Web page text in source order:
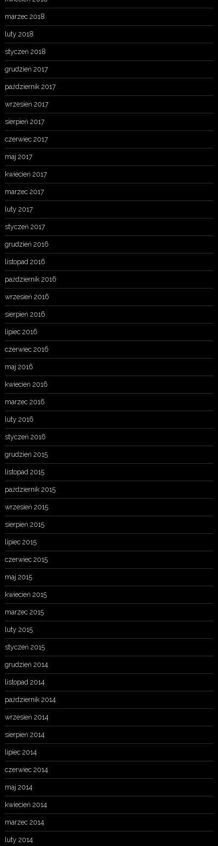
marzec 2018
luty 2018
styczeń 2018
grudzień 2017
październik 2017
wrzesień 2017
sierpień 2017
czerwiec 2017
maj 2017
kwiecień 2017
marzec 2017
luty 2017
styczeń 2017
grudzień 2016
listopad 2016
październik 2016
wrzesień 2016
sierpień 2016
lipiec 2016
czerwiec 2016
maj 2016
kwiecień 2016
marzec 2016
luty 2016
styczeń 2016
grudzień 2015
listopad 2015
październik 2015
wrzesień 2015
sierpień 2015
lipiec 2015
czerwiec 2015
maj 2015
kwiecień 2015
marzec 2015
luty 2015
styczeń 2015
grudzień 2014
listopad 2014
październik 2014
wrzesień 2014
sierpień 2014
lipiec 2014
czerwiec 2014
maj 2014
kwiecień 2014
marzec 2014
luty 2014